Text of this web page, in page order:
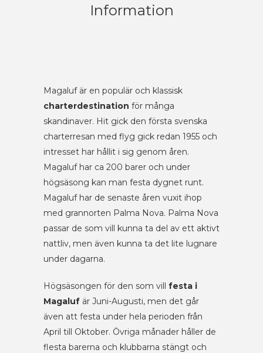
Information
Magaluf är en populär och klassisk
charterdestination för många
skandinaver. Hit gick den första svenska
charterresan med flyg gick redan 1955 och
intresset har hållit i sig genom åren.
Magaluf har ca 200 barer och under
högsäsong kan man festa dygnet runt.
Magaluf har de senaste åren vuxit ihop
med grannorten Palma Nova. Palma Nova
passar de som vill kunna ta del av ett aktivt
nattliv, men även kunna ta det lite lugnare
under dagarna.
Högsäsongen för den som vill festa i
Magaluf är Juni-Augusti, men det går
även att festa under hela perioden från
April till Oktober. Övriga månader håller de
flesta barerna och klubbarna stängt och